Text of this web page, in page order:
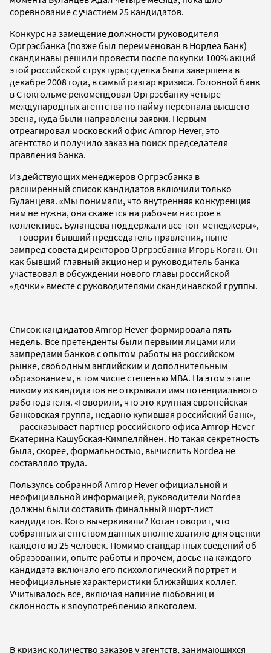
соревнование с участием 25 кандидатов.
Конкурс на замещение должности руководителя
Оргрэсбанка (позже был переименован в Нордеа Банк)
скандинавы решили провести после покупки 100% акций
этой российской структуры; сделка была завершена в
декабре 2008 года, в самый разгар кризиса. Головной банк
в Стокгольме рекомендовал Оргрэсбанку четыре
международных агентства по найму персонала высшего
звена, куда были направлены заявки. Первым
отреагировал московский офис Amrop Hever, это
агентство и получило заказ на поиск председателя
правления банка.
Из действующих менеджеров Оргрэсбанка в
расширенный список кандидатов включили только
Буланцева. «Мы понимали, что внутренняя конкуренция
нам не нужна, она скажется на рабочем настрое в
коллективе. Буланцева поддержали все топ-менеджеры»,
— говорит бывший председатель правления, ныне
зампред совета директоров Оргрэсбанка Игорь Коган. Он
как бывший главный акционер и руководитель банка
участвовал в обсуждении нового главы российской
«дочки» вместе с руководителями скандинавской группы.
Список кандидатов Amrop Hever формировала пять
недель. Все претенденты были первыми лицами или
зампредами банков с опытом работы на российском
рынке, свободным английским и дополнительным
образованием, в том числе степенью MBA. На этом этапе
никому из кандидатов не открывали имя потенциального
работодателя. «Говорили, что это крупная европейская
банковская группа, недавно купившая российский банк»,
— рассказывает партнер российского офиса Amrop Hever
Екатерина Кашубская-Кимпеляйнен. Но такая секретность
была, скорее, формальностью, вычислить Nordea не
составляло труда.
Пользуясь собранной Amrop Hever официальной и
неофициальной информацией, руководители Nordea
должны были составить финальный шорт-лист
кандидатов. Кого вычеркивали? Коган говорит, что
собранных агентством данных вполне хватило для оценки
каждого из 25 человек. Помимо стандартных сведений об
образовании, опыте работы и прочем, досье на каждого
кандидата включало его психологический портрет и
неофициальные характеристики ближайших коллег.
Учитывалось все, включая наличие любовниц и
склонность к злоупотреблению алкоголем.
В кризис количество заказов у агентств, занимающихся